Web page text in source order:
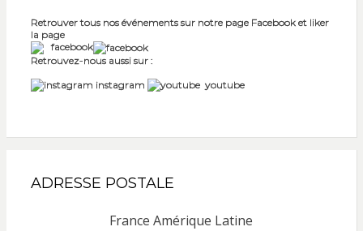
Retrouver tous nos événements sur notre page Facebook et liker
la page
facebook
Retrouvez-nous aussi sur :
instagram
youtube
ADRESSE POSTALE
France Amérique Latine